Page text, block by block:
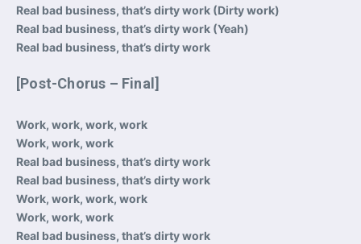
Real bad business, that’s dirty work (Dirty work)
Real bad business, that’s dirty work (Yeah)
Real bad business, that’s dirty work
[Post-Chorus – Final]
Work, work, work, work
Work, work, work
Real bad business, that’s dirty work
Real bad business, that’s dirty work
Work, work, work, work
Work, work, work
Real bad business, that’s dirty work